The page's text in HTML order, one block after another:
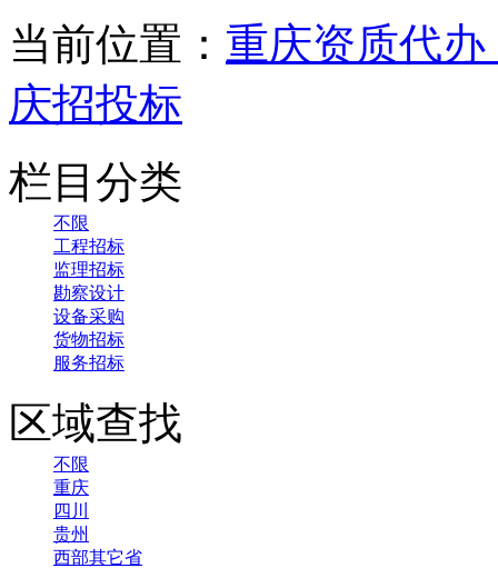
当前位置： 重庆资质代
庆招投标
栏目分类
不限
工程招标
监理招标
勘察设计
设备采购
货物招标
服务招标
区域查找
不限
重庆
四川
贵州
西部其它省